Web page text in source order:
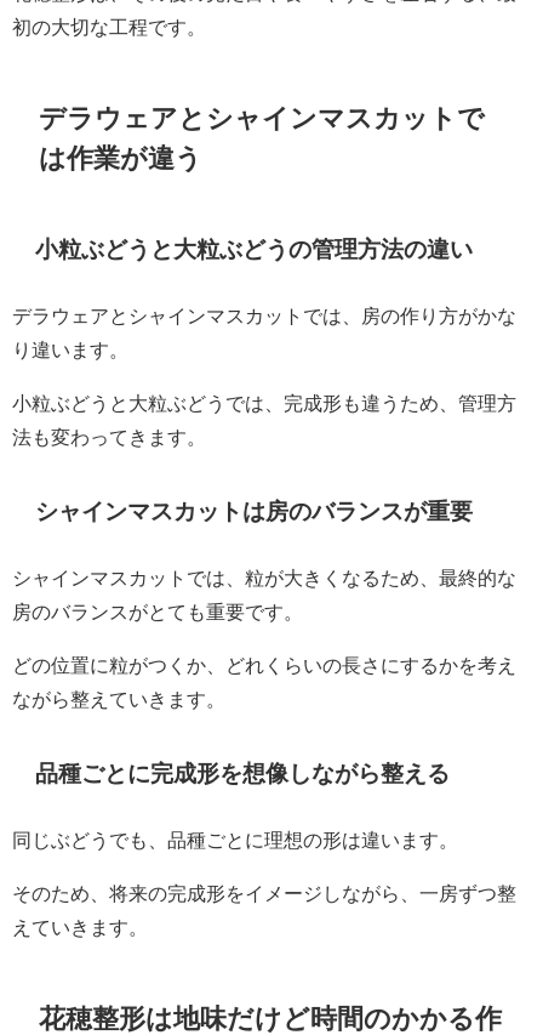
初の大切な工程です。
デラウェアとシャインマスカットで
は作業が違う
小粒ぶどうと大粒ぶどうの管理方法の違い
デラウェアとシャインマスカットでは、房の作り方がかな
り違います。
小粒ぶどうと大粒ぶどうでは、完成形も違うため、管理方
法も変わってきます。
シャインマスカットは房のバランスが重要
シャインマスカットでは、粒が大きくなるため、最終的な
房のバランスがとても重要です。
どの位置に粒がつくか、どれくらいの長さにするかを考え
ながら整えていきます。
品種ごとに完成形を想像しながら整える
同じぶどうでも、品種ごとに理想の形は違います。
そのため、将来の完成形をイメージしながら、一房ずつ整
えていきます。
花穂整形は地味だけど時間のかかる作